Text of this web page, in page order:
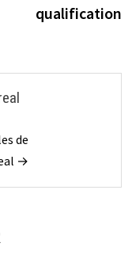
qualification
de
→